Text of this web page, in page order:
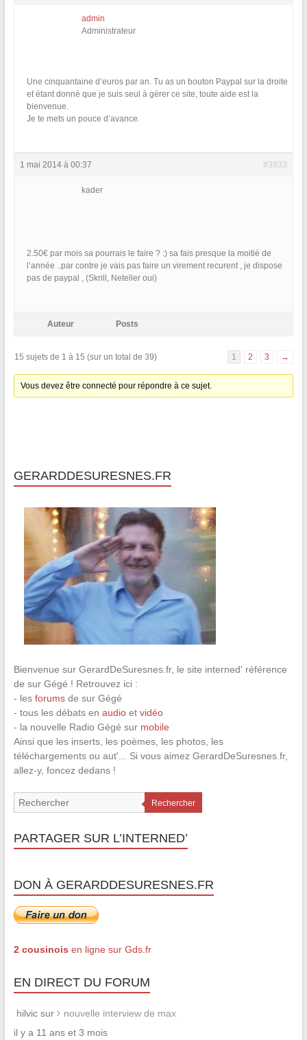
admin
Administrateur
Une cinquantaine d’euros par an. Tu as un bouton Paypal sur la droite
et étant donné que je suis seul à gérer ce site, toute aide est la
bienvenue.
Je te mets un pouce d’avance.
1 mai 2014 à 00:37 #3833
kader
2.50€ par mois sa pourrais le faire ? :) sa fais presque la moitié de
l’année ..par contre je vais pas faire un virement recurent , je dispose
pas de paypal , (Skrill, Neteller oui)
Auteur Posts
15 sujets de 1 à 15 (sur un total de 39) 1 2 3 →
Vous devez être connecté pour répondre à ce sujet.
GERARDDESURESNES.FR
Bienvenue sur GerardDeSuresnes.fr, le site interned' référence
de sur Gégé ! Retrouvez ici :
- les forumsde sur Gégé
- tous les débats en audioet vidéo
- la nouvelle Radio Gégé sur mobile
Ainsi que les inserts, les poèmes, les photos, les
téléchargements ou aut'... Si vous aimez GerardDeSuresnes.fr,
allez-y, foncez dedans !
Rechercher
PARTAGER SUR L’INTERNED’
DON À GERARDDESURESNES.FR
2 cousinois en ligne sur Gds.fr
EN DIRECT DU FORUM
hilvic sur
nouvelle interview de max
il y a 11 ans et 3 mois